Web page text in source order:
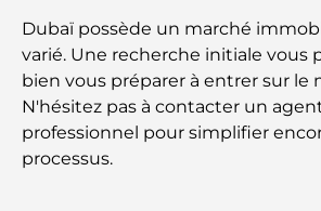
Les meilleures banques de
expatriés : un guide bancaire
Le pays le plus cher du monde :
mondial des coûts
Dubaï possède un marché
varié. Une recherche initiale vous
bien vous préparer à entrer sur le
N'hésitez pas à contacter un
professionnel pour simplifier
processus.